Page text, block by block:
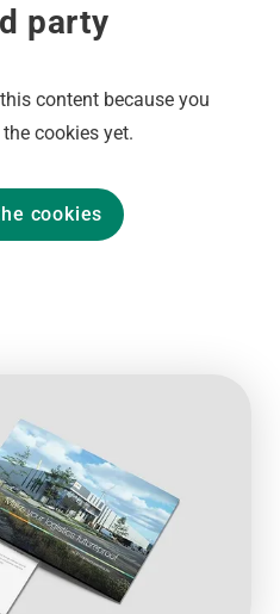
party
content because you
cookies yet.
cookies